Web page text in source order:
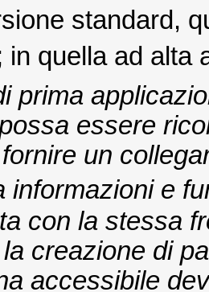
standard,
in quella ad
prima
essere
un
informazioni e
con la stessa
creazione di
accessibile